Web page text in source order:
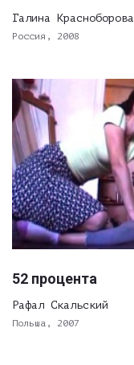
Галина Красноборова
Россия, 2008
52 процента
Рафал Скальский
Польша, 2007